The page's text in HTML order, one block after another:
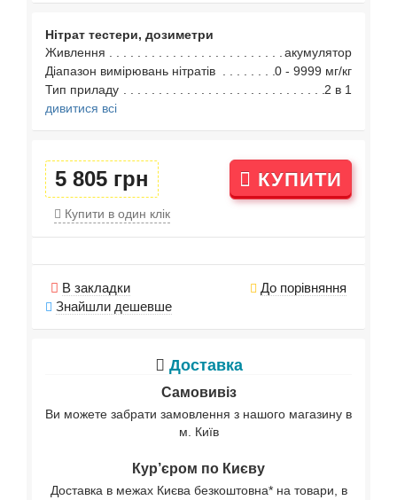
Нітрат тестери, дозиметри
Живлення
акумулятор
Діапазон вимірювань нітратів
0 - 9999 мг/кг
Тип приладу
2 в 1
дивитися всі
5 805 грн КУПИТИ
Купити в один клік
В закладки
До порівняння
Знайшли дешевше
Доставка
Самовивіз
Ви можете забрати замовлення з нашого магазину в
м. Київ
Кур’єром по Києву
Доставка в межах Києва безкоштовна* на товари, в